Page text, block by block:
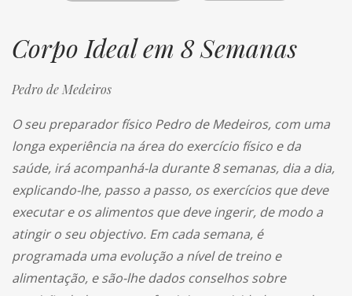
Corpo Ideal em 8 Semanas
Pedro de Medeiros
O seu preparador físico Pedro de Medeiros, com uma
longa experiência na área do exercício físico e da
saúde, irá acompanhá-la durante 8 semanas, dia a dia,
explicando-lhe, passo a passo, os exercícios que deve
executar e os alimentos que deve ingerir, de modo a
atingir o seu objectivo. Em cada semana, é
programada uma evolução a nível de treino e
alimentação, e são-lhe dados conselhos sobre